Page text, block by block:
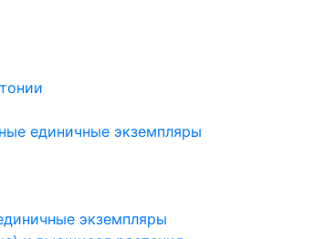
единичные экземпляры
экземпляры